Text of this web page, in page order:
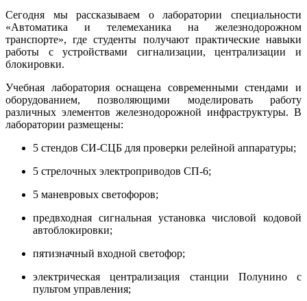
Сегодня мы рассказываем о лаборатории специальности
«Автоматика и телемеханика на железнодорожном
транспорте», где студенты получают практические навыки
работы с устройствами сигнализации, централизации и
блокировки.
Учебная лаборатория оснащена современными стендами и
оборудованием, позволяющими моделировать работу
различных элементов железнодорожной инфраструктуры. В
лаборатории размещены:
5 стендов СИ-СЦБ для проверки релейной аппаратуры;
5 стрелочных электроприводов СП-6;
5 маневровых светофоров;
предвходная сигнальная установка числовой кодовой
автоблокировки;
пятизначный входной светофор;
электрическая централизация станции Полунино с
пультом управления;